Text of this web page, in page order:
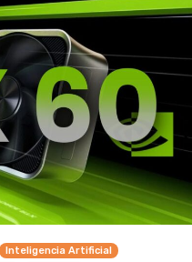
Inteligencia Artificial